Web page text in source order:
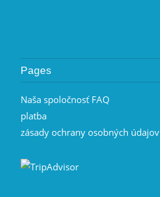
Pages
Naša spoločnosť FAQ
platba
zásady ochrany osobných údajov